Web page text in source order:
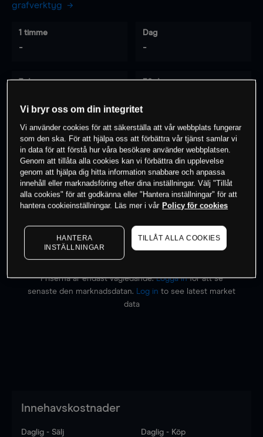
grafverktyg
1 timme
-
Dag
-
7 dagar 30 dagar
0% av kunderna har en position i detta
instrument
Börja handla
Priserna är endast vägledande.Logga inför att se
senaste den marknadsdatan.
Log in to see latest market
data
Innehavskostnader
Daglig - Sälj Daglig - Köp
Vi bryr oss om din integritet
Vi använder cookies för att säkerställa att vår webbplats fungerar
som den ska. För att hjälpa oss att förbättra vår tjänst samlar vi
in data för att förstå hur våra besökare använder webbplatsen.
Genom att tillåta alla cookies kan vi förbättra din upplevelse
genom att hjälpa dig hitta information snabbare och anpassa
innehåll eller marknadsföring efter dina inställningar. Välj "Tillåt
alla cookies" för att godkänna eller "Hantera inställningar" för att
hantera cookieinställningar. Läs mer i vår Policy för cookies
HANTERA
INSTÄLLNINGAR
TILLÅT ALLA COOKIES